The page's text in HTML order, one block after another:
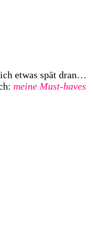
etwas spät dran…
meine Must-haves